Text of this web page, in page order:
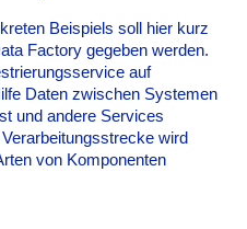
Beispiels soll hier kurz
Factory gegeben werden.
auf
Daten zwischen Systemen
und andere Services
wird
von Komponenten